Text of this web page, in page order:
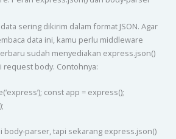
sering dikirim dalam format JSON. Agar
data ini, kamu perlu middleware
sudah menyediakan express.json()
request body. Contohnya:
const app = express();
body-parser, tapi sekarang express.json()